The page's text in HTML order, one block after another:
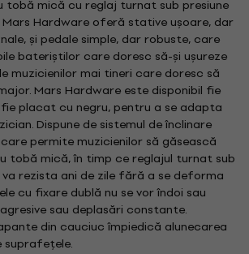
tobă mică cu reglaj turnat sub presiune
Mars Hardware oferă stative ușoare, dar
și pedale simple, dar robuste, care
bateriștilor care doresc să-și ușureze
muzicienilor mai tineri care doresc să
Mars Hardware este disponibil fie
placat cu negru, pentru a se adapta
Dispune de sistemul de înclinare
permite muzicienilor să găsească
tobă mică, în timp ce reglajul turnat sub
va rezista ani de zile fără a se deforma
cu fixare dublă nu se vor îndoi sau
sau deplasări constante.
din cauciuc împiedică alunecarea